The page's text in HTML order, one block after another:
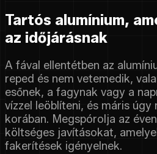
Tartós alumínium,
az időjárásnak
A fával ellentétben az
reped és nem vetemedik,
esőnek, a fagynak vagy a
vízzel leöblíteni, és máris úgy
korában. Megspórolja az
költséges javításokat,
fakerítések igényelnek.